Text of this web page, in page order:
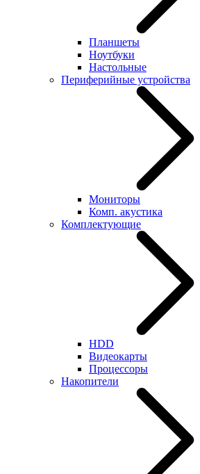
Планшеты
Ноутбуки
Настольные
Периферийные устройства
Мониторы
Комп. акустика
Комплектующие
HDD
Видеокарты
Процессоры
Накопители